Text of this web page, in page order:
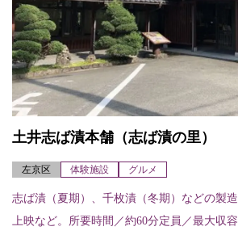
土井志ば漬本舗（志ば漬の里）
左京区 体験施設 グルメ
志ば漬（夏期）、千枚漬（冬期）などの製
上映など。所要時間／約60分定員／最大収